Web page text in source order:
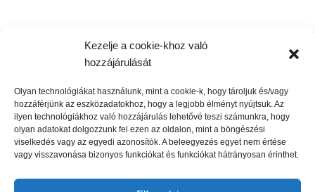
Kezelje a cookie-khoz való
hozzájárulását
Olyan technológiákat használunk, mint a cookie-k, hogy tároljuk és/vagy
hozzáférjünk az eszközadatokhoz, hogy a legjobb élményt nyújtsuk. Az
ilyen technológiákhoz való hozzájárulás lehetővé teszi számunkra, hogy
olyan adatokat dolgozzunk fel ezen az oldalon, mint a böngészési
viselkedés vagy az egyedi azonosítók. A beleegyezés egyet nem értése
vagy visszavonása bizonyos funkciókat és funkciókat hátrányosan érinthet.
Kontakt: +421915521035
MENU
DOKUMENTUMOK